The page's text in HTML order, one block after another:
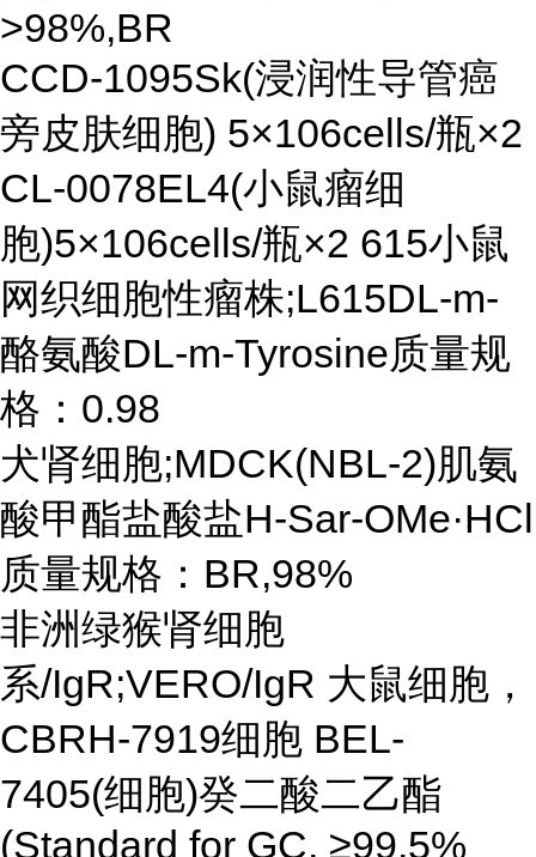
>98%,BR
CCD-1095Sk(浸润性导管癌
旁皮肤细胞) 5×106cells/瓶×2
CL-0078EL4(小鼠瘤细
胞)5×106cells/瓶×2 615小鼠
网织细胞性瘤株;L615DL-m-
酪氨酸DL-m-Tyrosine质量规
格：0.98
犬肾细胞;MDCK(NBL-2)肌氨
酸甲酯盐酸盐H-Sar-OMe·HCl
质量规格：BR,98%
非洲绿猴肾细胞
系/IgR;VERO/IgR 大鼠细胞，
CBRH-7919细胞 BEL-
7405(细胞)癸二酸二乙酯
(Standard for GC, ≥99.5%